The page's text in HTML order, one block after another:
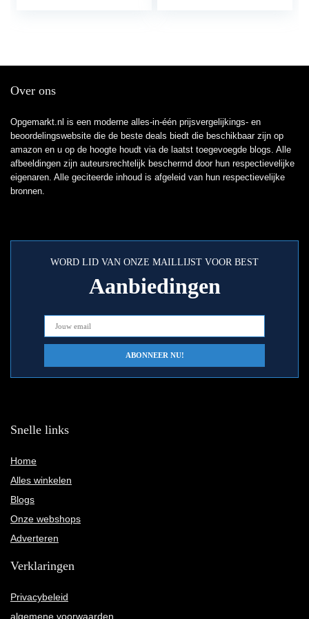
Over ons
Opgemarkt.nl is een moderne alles-in-één prijsvergelijkings- en
beoordelingswebsite die de beste deals biedt die beschikbaar zijn op
amazon en u op de hoogte houdt via de laatst toegevoegde blogs. Alle
afbeeldingen zijn auteursrechtelijk beschermd door hun respectievelijke
eigenaren. Alle geciteerde inhoud is afgeleid van hun respectievelijke
bronnen.
WORD LID VAN ONZE MAILLIJST VOOR BEST
Aanbiedingen
Snelle links
Home
Alles winkelen
Blogs
Onze webshops
Adverteren
Verklaringen
Privacybeleid
algemene voorwaarden